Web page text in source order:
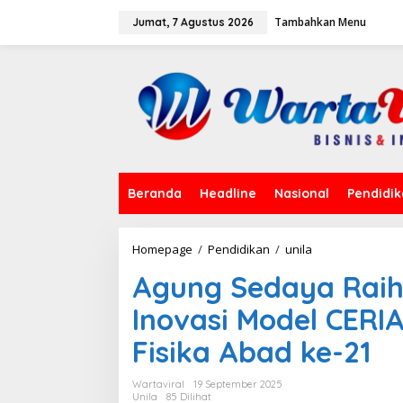
Jumat, 7 Agustus 2026 Tambahkan Menu
Beranda Headline Nasional
Homepage / Pendidikan / unila
u
n
g
S
e
d
Agung Sedaya
Inovasi Model
Fisika Abad ke-21
Wartaviral
19 September 2025
Unila
85 Dilihat